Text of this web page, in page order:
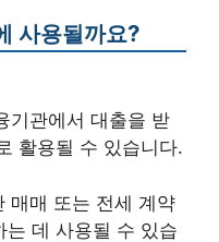
사용될까요?
기관에서 대출을 받
활용될 수 있습니다.
매매 또는 전세 계약
데 사용될 수 있습